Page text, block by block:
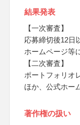
結果発表
【一次審査】
応募締切後12日
ホームページ等
【二次審査】
ポートフォリオ
ほか、公式ホー
著作権の扱い